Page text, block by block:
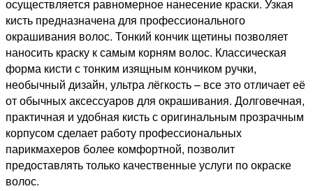
осуществляется равномерное нанесение краски. Узкая
кисть предназначена для профессионального
окрашивания волос. Тонкий кончик щетины позволяет
наносить краску к самым корням волос. Классическая
форма кисти с тонким изящным кончиком ручки,
необычный дизайн, ультра лёгкость – все это отличает её
от обычных аксессуаров для окрашивания. Долговечная,
практичная и удобная кисть с оригинальным прозрачным
корпусом сделает работу профессиональных
парикмахеров более комфортной, позволит
предоставлять только качественные услуги по окраске
волос.